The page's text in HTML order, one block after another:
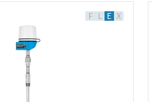
F L E X